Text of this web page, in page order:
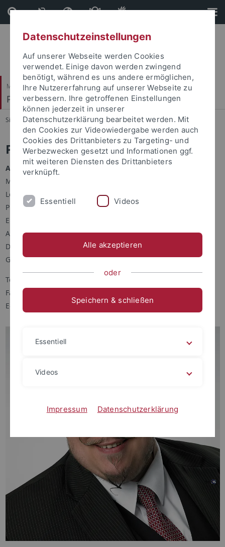
Direkt
zum
Inhalt
Direkt
zur
Fußleiste
Mathematisch-Naturwissenschaftliche Fakultät
Pharmazeutische Chemie
Sie sind hier: Startseite ... Prof. Dr. F. Böckler
Prof. Dr. Frank M. Böckler
Apotheker
Molekulares Design & Pharmazeutische Biophysik
Lehrstuhl Pharmazeutische Chemie
Pharmazeutisches Institut
Eberhard Karls Universität Tübingen
Auf der Morgenstelle 8 (Haus B)
D - 72076 Tübingen
Germany
Tel.: +49 7071 29 74567
Fax: +49 7071 29 5637
E-Mail:
frank.boeckler@uni-tuebingen.de
Datenschutzeinstellungen
Auf unserer Webseite werden Cookies
verwendet. Einige davon werden zwingend
benötigt, während es uns andere ermöglichen,
Ihre Nutzererfahrung auf unserer Webseite zu
verbessern. Ihre getroffenen Einstellungen
können jederzeit in unserer
Datenschutzerklärung bearbeitet werden. Mit
den Cookies zur Videowiedergabe werden auch
Cookies des Drittanbieters zu Targeting- und
Werbezwecken gesetzt und Informationen ggf.
mit weiteren Diensten des Drittanbieters
verknüpft.
Essentiell Videos
Alle akzeptieren
oder
Speichern & schließen
Essentiell
Videos
Impressum Datenschutzerklärung